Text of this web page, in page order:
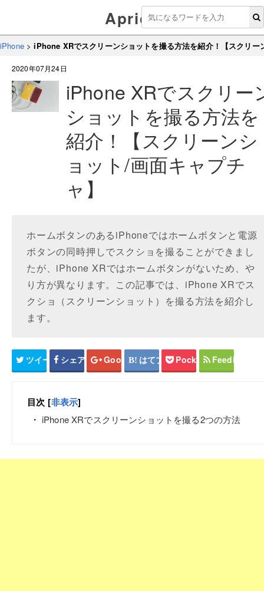
Aprico
iPhone>iPhone XRでスクリーンショットを撮る方法を紹介！【スクリー
2020年07月24日
iPhone XRでスクリー
ショットを撮る方法を
紹介！【スクリーンシ
ョット/画面キャプチ
ャ】
ホームボタンのあるiPhoneではホームボタンと電源
ボタンの同時押しでスクショを撮ることができまし
たが、iPhone XRではホームボタンがないため、や
り方が異なります。この記事では、iPhone XRでス
クショ（スクリーンショット）を撮る方法を紹介し
ます。
ツイート シェア Google+ はてブ Pocket Feedly
目次 [非表示]
iPhone XRでスクリーンショットを撮る2つの方法